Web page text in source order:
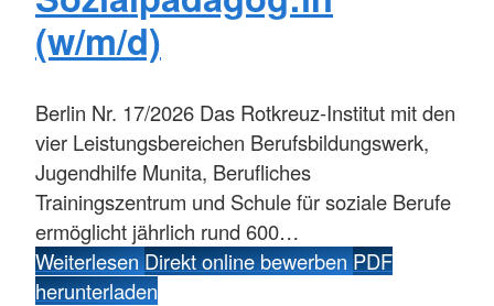
(w/m/d)
Berlin Nr. 17/2026 Das Rotkreuz-Institut mit den
vier Leistungsbereichen Berufsbildungswerk,
Jugendhilfe Munita, Berufliches
Trainingszentrum und Schule für soziale Berufe
ermöglicht jährlich rund 600…
WeiterlesenDirekt online bewerbenPDF
herunterladen